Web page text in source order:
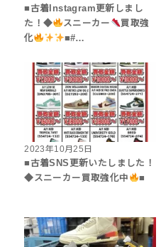
■古着Instagram更新しまし
た！◆
スニーカー
買取強
化
■#…
2023年10月25日
■古着SNS更新いたしました！
◆スニーカー買取強化中
■